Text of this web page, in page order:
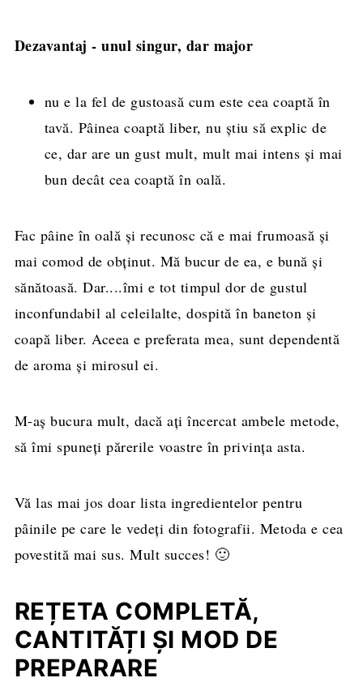
Dezavantaj - unul singur, dar major
nu e la fel de gustoasă cum este cea coaptă în
tavă. Pâinea coaptă liber, nu știu să explic de
ce, dar are un gust mult, mult mai intens și mai
bun decât cea coaptă în oală.
Fac pâine în oală și recunosc că e mai frumoasă și
mai comod de obținut. Mă bucur de ea, e bună și
sănătoasă. Dar....îmi e tot timpul dor de gustul
inconfundabil al celeilalte, dospită în baneton și
coapă liber. Aceea e preferata mea, sunt dependentă
de aroma și mirosul ei.
M-aș bucura mult, dacă ați încercat ambele metode,
să îmi spuneți părerile voastre în privința asta.
Vă las mai jos doar lista ingredientelor pentru
pâinile pe care le vedeți din fotografii. Metoda e cea
povestită mai sus. Mult succes! 🙂
REȚETA COMPLETĂ,
CANTITĂȚI ȘI MOD DE
PREPARARE